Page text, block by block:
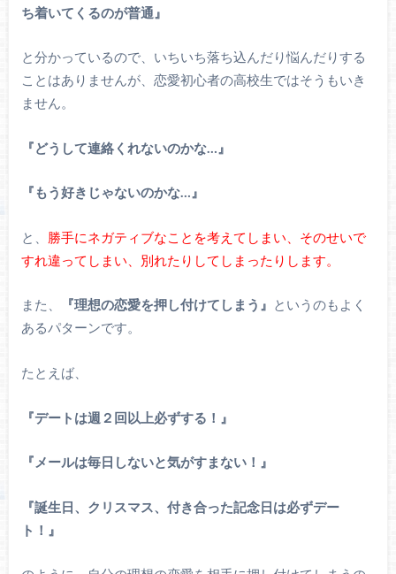
ち着いてくるのが普通』
と分かっているので、いちいち落ち込んだり悩んだりする
ことはありませんが、恋愛初心者の高校生ではそうもいき
ません。
『どうして連絡くれないのかな…』
『もう好きじゃないのかな…』
と、 勝手にネガティブなことを考えてしまい、そのせいで
すれ違ってしまい、別れたりしてしまったりします。
また、 『理想の恋愛を押し付けてしまう』 というのもよく
あるパターンです。
たとえば、
『デートは週２回以上必ずする！』
『メールは毎日しないと気がすまない！』
『誕生日、クリスマス、付き合った記念日は必ずデー
ト！』